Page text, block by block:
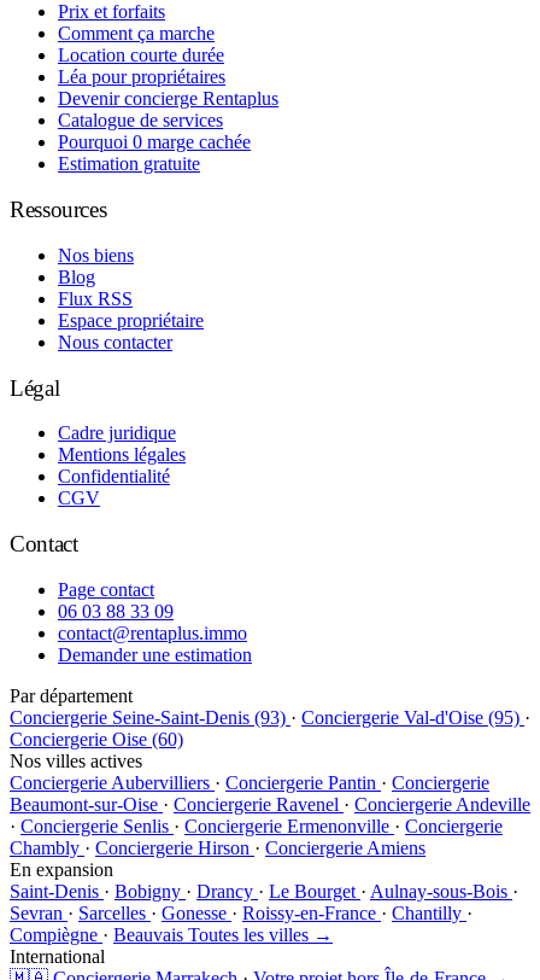
Prix et forfaits
Comment ça marche
Location courte durée
Léa pour propriétaires
Devenir concierge Rentaplus
Catalogue de services
Pourquoi 0 marge cachée
Estimation gratuite
Ressources
Nos biens
Blog
Flux RSS
Espace propriétaire
Nous contacter
Légal
Cadre juridique
Mentions légales
Confidentialité
CGV
Contact
Page contact
06 03 88 33 09
contact@rentaplus.immo
Demander une estimation
Par département
Conciergerie Seine-Saint-Denis (93) · Conciergerie Val-d'Oise (95) ·
Conciergerie Oise (60)
Nos villes actives
Conciergerie Aubervilliers · Conciergerie Pantin · Conciergerie
Beaumont-sur-Oise · Conciergerie Ravenel · Conciergerie Andeville
· Conciergerie Senlis · Conciergerie Ermenonville · Conciergerie
Chambly · Conciergerie Hirson · Conciergerie Amiens
En expansion
Saint-Denis · Bobigny · Drancy · Le Bourget · Aulnay-sous-Bois ·
Sevran · Sarcelles · Gonesse · Roissy-en-France · Chantilly ·
Compiègne · Beauvais Toutes les villes →
International